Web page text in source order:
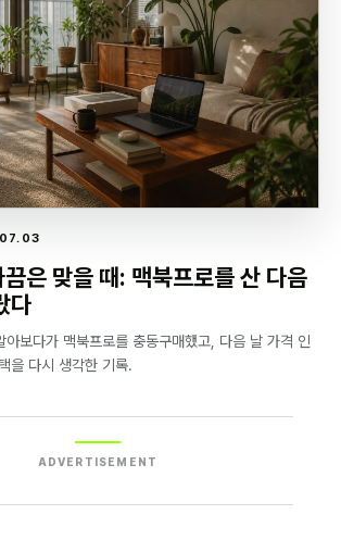
은 맞을 때: 맥북프로를 산 다음
다
아보다가 맥북프로를 충동구매했고, 다음 날 가격 인
을 다시 생각한 기록.
ADVERTISEMENT